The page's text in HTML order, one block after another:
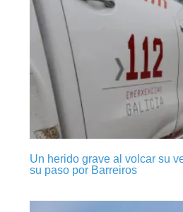
Un herido grave al volcar su
su paso por Barreiros